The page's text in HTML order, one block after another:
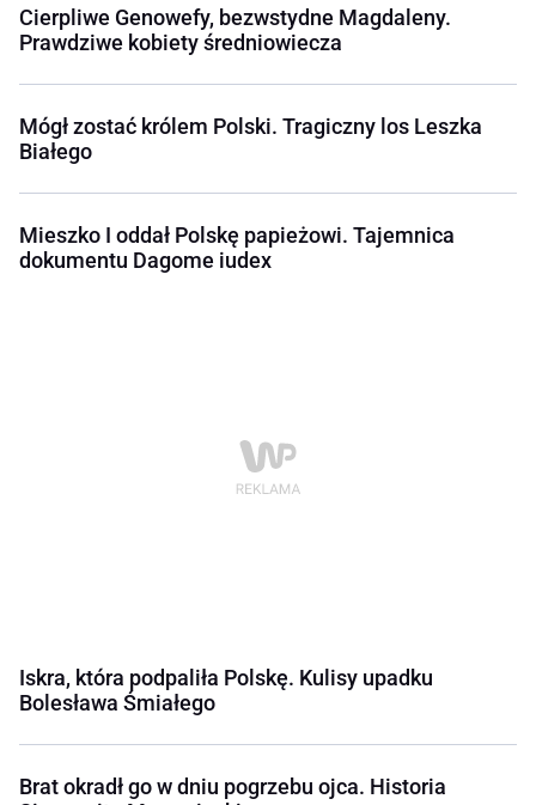
Cierpliwe Genowefy, bezwstydne Magdaleny.
Prawdziwe kobiety średniowiecza
Mógł zostać królem Polski. Tragiczny los Leszka
Białego
Mieszko I oddał Polskę papieżowi. Tajemnica
dokumentu Dagome iudex
Iskra, która podpaliła Polskę. Kulisy upadku
Bolesława Śmiałego
Brat okradł go w dniu pogrzebu ojca. Historia